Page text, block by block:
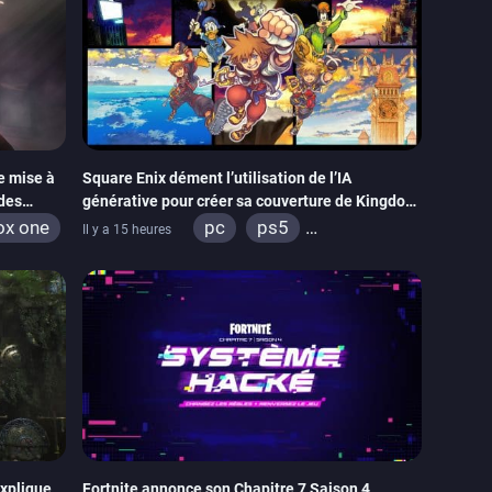
mise à
one
Square Enix dément l’utilisation de l’IA
générative pour créer sa couverture de Kingdom
Hearts Collection
Il y a 15 heures pc
ps5